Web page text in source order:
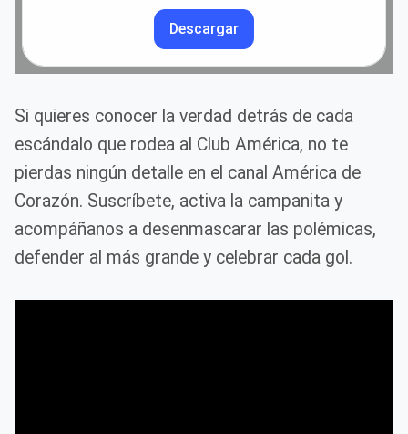
Descargar
Si quieres conocer la verdad detrás de cada
escándalo que rodea al Club América, no te
pierdas ningún detalle en el canal América de
Corazón. Suscríbete, activa la campanita y
acompáñanos a desenmascarar las polémicas,
defender al más grande y celebrar cada gol.